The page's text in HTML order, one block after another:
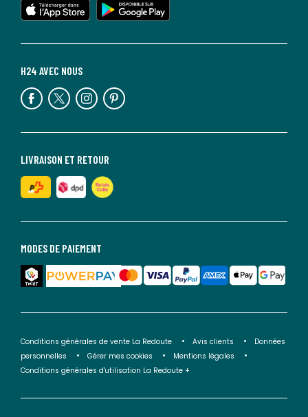
MODES DE PAIEMENT
LIVRAISON ET RETOUR
H24 AVEC NOUS
Conditions générales de vente La Redoute Avis clients
Données
personnelles
Gérer mes cookies
Mentions légales
Conditions générales d'utilisation La Redoute +